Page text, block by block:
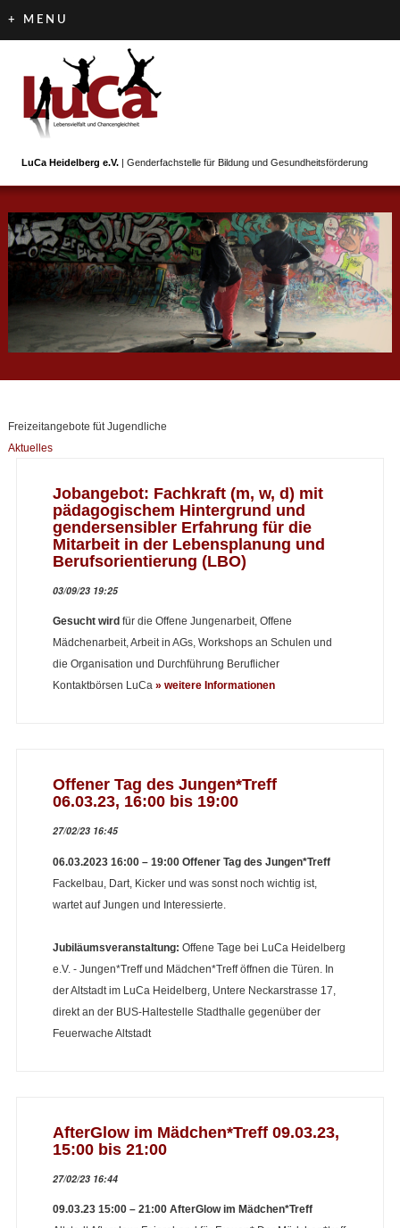
+ MENU
LuCa Heidelberg e.V. | Genderfachstelle für Bildung und Gesundheitsförderung
Freizeitangebote füt Jugendliche
Aktuelles
Jobangebot: Fachkraft (m, w, d) mit
pädagogischem Hintergrund und
gendersensibler Erfahrung für die
Mitarbeit in der Lebensplanung und
Berufsorientierung (LBO)
03/09/23 19:25
Gesucht wird für die Offene Jungenarbeit, Offene
Mädchenarbeit, Arbeit in AGs, Workshops an Schulen und
die Organisation und Durchführung Beruflicher
Kontaktbörsen LuCa » weitere Informationen
Offener Tag des Jungen*Treff
06.03.23, 16:00 bis 19:00
27/02/23 16:45
06.03.2023 16:00 – 19:00 Offener Tag des Jungen*Treff
Fackelbau, Dart, Kicker und was sonst noch wichtig ist,
wartet auf Jungen und Interessierte.
Jubiläumsveranstaltung: Offene Tage bei LuCa Heidelberg
e.V. - Jungen*Treff und Mädchen*Treff öffnen die Türen. In
der Altstadt im LuCa Heidelberg, Untere Neckarstrasse 17,
direkt an der BUS-Haltestelle Stadthalle gegenüber der
Feuerwache Altstadt
AfterGlow im Mädchen*Treff 09.03.23,
15:00 bis 21:00
27/02/23 16:44
09.03.23 15:00 – 21:00 AfterGlow im Mädchen*Treff